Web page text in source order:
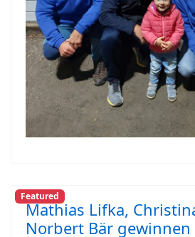
Featured
Mathias Lifka,
Norbert Bär